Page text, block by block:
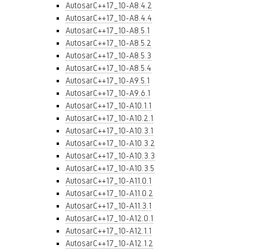
AutosarC++17_10-A8.4.2
AutosarC++17_10-A8.4.4
AutosarC++17_10-A8.5.1
AutosarC++17_10-A8.5.2
AutosarC++17_10-A8.5.3
AutosarC++17_10-A8.5.4
AutosarC++17_10-A9.5.1
AutosarC++17_10-A9.6.1
AutosarC++17_10-A10.1.1
AutosarC++17_10-A10.2.1
AutosarC++17_10-A10.3.1
AutosarC++17_10-A10.3.2
AutosarC++17_10-A10.3.3
AutosarC++17_10-A10.3.5
AutosarC++17_10-A11.0.1
AutosarC++17_10-A11.0.2
AutosarC++17_10-A11.3.1
AutosarC++17_10-A12.0.1
AutosarC++17_10-A12.1.1
AutosarC++17_10-A12.1.2